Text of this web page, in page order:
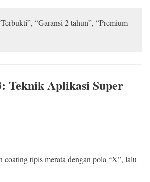
“Garansi 2 tahun”, “Premium
Teknik Aplikasi Super
coating tipis merata dengan pola “X”, lalu